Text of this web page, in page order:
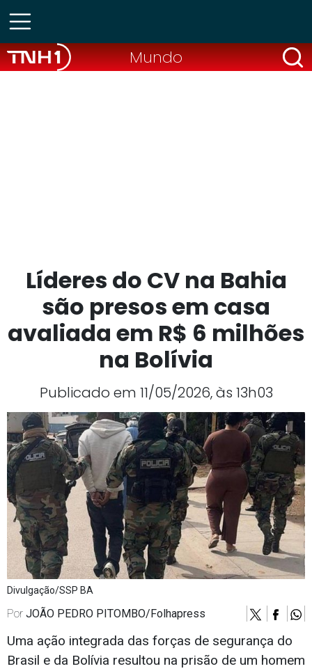
Mundo
Líderes do CV na Bahia
são presos em casa
avaliada em R$ 6 milhões
na Bolívia
Publicado em 11/05/2026, às 13h03
Divulgação/SSP BA
Por JOÃO PEDRO PITOMBO/Folhapress
Uma ação integrada das forças de segurança do
Brasil e da Bolívia resultou na prisão de um homem